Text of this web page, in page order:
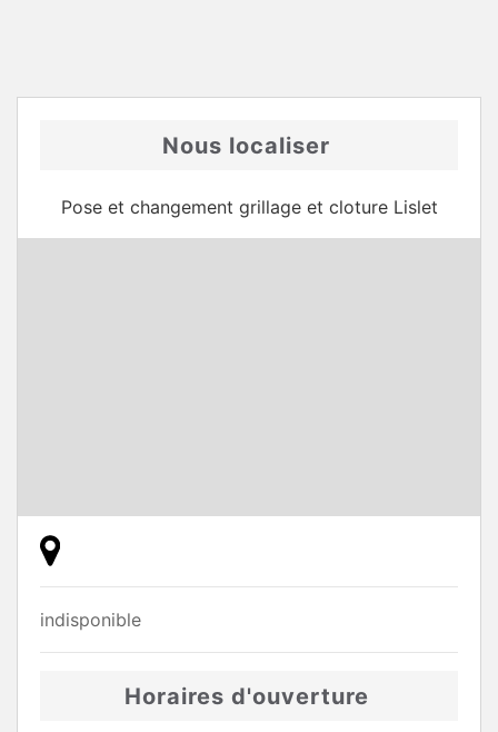
Nous localiser
Pose et changement grillage et cloture Lislet
indisponible
Horaires d'ouverture